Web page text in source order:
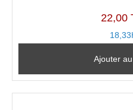
22,00
Ajouter